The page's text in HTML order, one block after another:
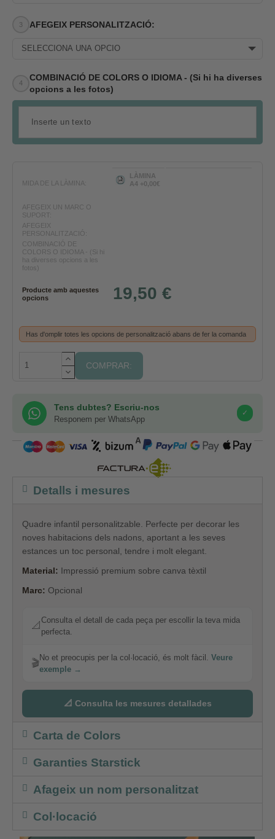
AFEGEIX PERSONALITZACIÓ:
SELECCIONA UNA OPCIÓ
COMBINACIÓ DE COLORS O IDIOMA - (Si hi ha diverses
opcions a les fotos)
MIDA DE LA LÀMINA:
LÀMINA
A4 +0,00€
AFEGEIX UN MARC O
SUPORT:
AFEGEIX
PERSONALITZACIÓ:
COMBINACIÓ DE
COLORS O IDIOMA - (Si hi
ha diverses opcions a les
fotos)
Producte amb aquestes
opcions
19,50 €
Has d'omplir totes les opcions de personalització abans de fer la comanda
COMPRAR:
Tens dubtes? Escriu-nos
Responem per WhatsApp
✓
COMPRA SEGURA
Detalls i mesures
Quadre infantil personalitzable. Perfecte per decorar les
noves habitacions dels nadons, aportant a les seves
estances un toc personal, tendre i molt elegant.
Material: Impressió premium sobre canva tèxtil
Marc: Opcional
📐
Consulta el detall de cada peça per escollir la teva mida
perfecta.
🎬
No et preocupis per la col·locació, és molt fàcil. Veure
exemple →
📐 Consulta les mesures detallades
Carta de Colors
Garanties Starstick
Afageix un nom personalitzat
Col·locació